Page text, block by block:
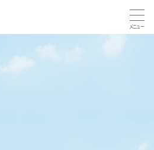
大学の特徴